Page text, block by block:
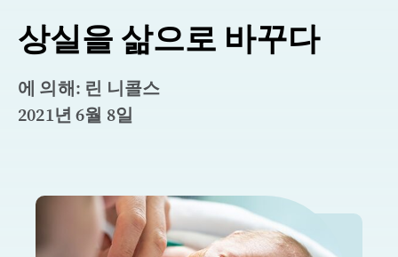
상실을 삶으로 바꾸다
에 의해: 린 니콜스
2021년 6월 8일